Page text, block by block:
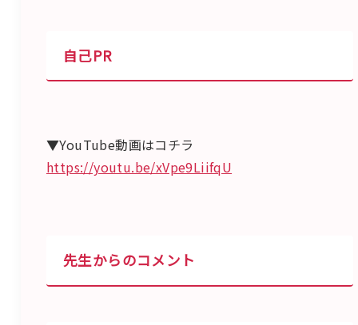
自己PR
▼YouTube動画はコチラ
https://youtu.be/xVpe9LiifqU
先生からのコメント